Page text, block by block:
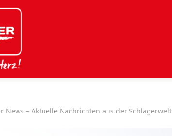
News – Aktuelle Nachrichten aus der Schlagerwelt